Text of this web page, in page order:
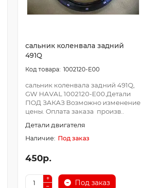
сальник коленвала задний
491Q
1002120-E00
сальник коленвала задний 491Q,
GW HAVAL 1002120-E00.Детали
ПОД ЗАКАЗ Возможно изменение
цены. Оплата заказа произв..
Детали двигателя
Под заказ
450р.
Под заказ